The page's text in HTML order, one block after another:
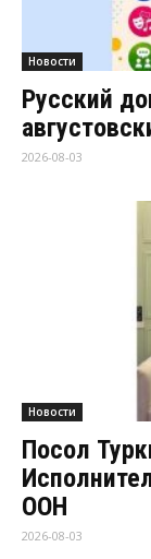
Новости
Русский
2026-08-03
Новости
Посол
ООН
2026-08-03